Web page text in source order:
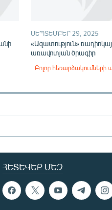
ՍԵՊՏԵՄԲԵՐ 29, 2025
«Ազատություն»
առավոտյան ծրագիր
Բոլոր հեռարձակումների
ՀԵՏԵՎԵՔ ՄԵԶ